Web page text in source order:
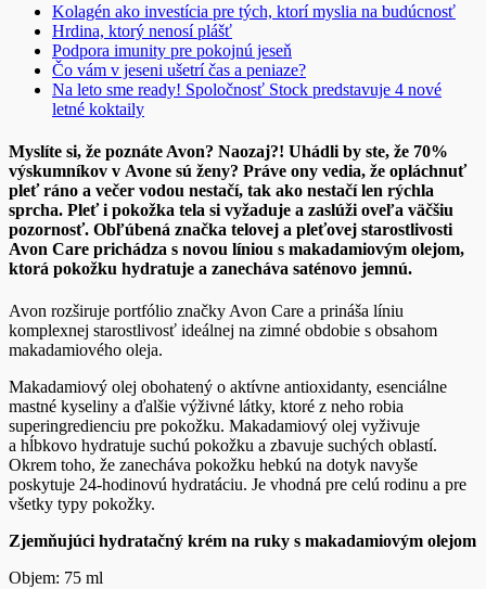
Kolagén ako investícia pre tých, ktorí myslia na budúcnosť
Hrdina, ktorý nenosí plášť
Podpora imunity pre pokojnú jeseň
Čo vám v jeseni ušetrí čas a peniaze?
Na leto sme ready! Spoločnosť Stock predstavuje 4 nové
letné koktaily
Myslíte si, že poznáte Avon? Naozaj?! Uhádli by ste, že 70%
výskumníkov v Avone sú ženy? Práve ony vedia, že opláchnuť
pleť ráno a večer vodou nestačí, tak ako nestačí len rýchla
sprcha. Pleť i pokožka tela si vyžaduje a zaslúži oveľa väčšiu
pozornosť. Obľúbená značka telovej a pleťovej starostlivosti
Avon Care prichádza s novou líniou s makadamiovým olejom,
ktorá pokožku hydratuje a zanecháva saténovo jemnú.
Avon rozširuje portfólio značky Avon Care a prináša líniu
komplexnej starostlivosť ideálnej na zimné obdobie s obsahom
makadamiového oleja.
Makadamiový olej obohatený o aktívne antioxidanty, esenciálne
mastné kyseliny a ďalšie výživné látky, ktoré z neho robia
superingredienciu pre pokožku. Makadamiový olej vyživuje
a hĺbkovo hydratuje suchú pokožku a zbavuje suchých oblastí.
Okrem toho, že zanecháva pokožku hebkú na dotyk navyše
poskytuje 24-hodinovú hydratáciu. Je vhodná pre celú rodinu a pre
všetky typy pokožky.
Zjemňujúci hydratačný krém na ruky s makadamiovým olejom
Objem: 75 ml